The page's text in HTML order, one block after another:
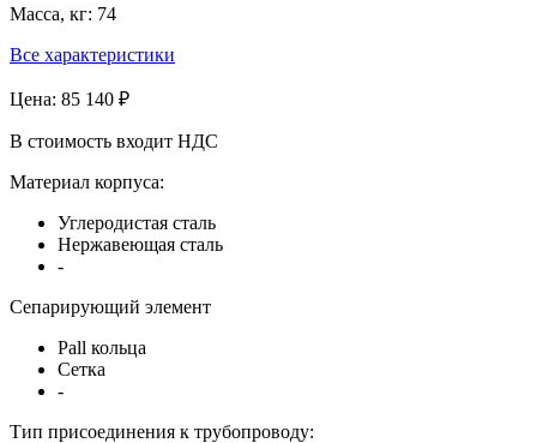
Масса, кг: 74
Все характеристики
Цена: 85 140 ₽
В стоимость входит НДС
Материал корпуса:
Углеродистая сталь
Нержавеющая сталь
-
Сепарирующий элемент
Pall кольца
Сетка
-
Тип присоединения к трубопроводу: